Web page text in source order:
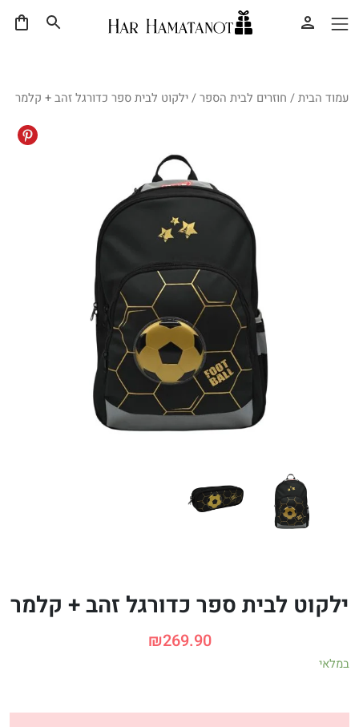
עמוד הבית/ חוזרים לבית הספר/ ילקוט לבית ספר כדורגל זהב + קלמר
ילקוט לבית ספר כדורגל זהב + קלמר
₪269.90
במלאי